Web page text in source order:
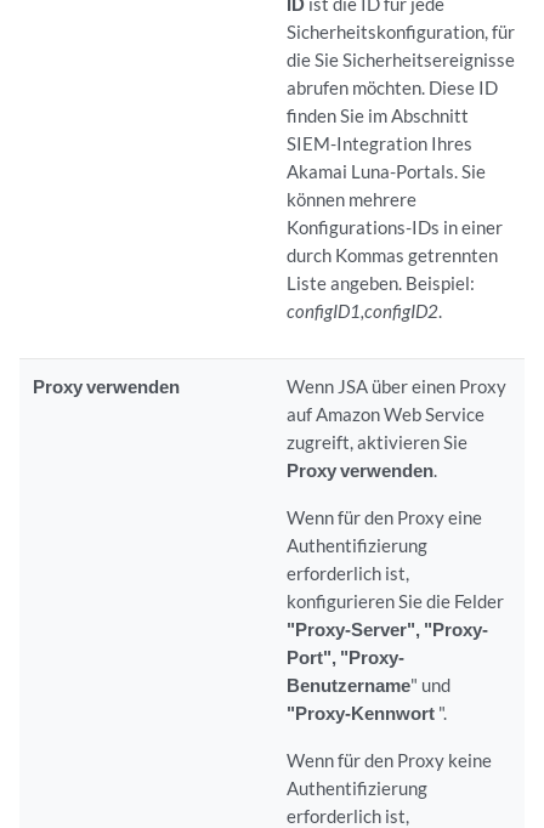
Sicherheitskonfiguration, für
die Sie Sicherheitsereignisse
abrufen möchten. Diese ID
finden Sie im Abschnitt
SIEM-Integration Ihres
Akamai Luna-Portals. Sie
können mehrere
Konfigurations-IDs in einer
durch Kommas getrennten
Liste angeben. Beispiel:
configID1,configID2.
Proxy verwenden Wenn JSA über einen Proxy
auf Amazon Web Service
zugreift, aktivieren Sie
Proxy verwenden.
Wenn für den Proxy eine
Authentifizierung
erforderlich ist,
konfigurieren Sie die Felder
"Proxy-Server", "Proxy-
Port", "Proxy-
Benutzername" und
"Proxy-Kennwort ".
Wenn für den Proxy keine
Authentifizierung
erforderlich ist,